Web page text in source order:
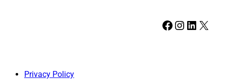
Facebook Instagram LinkedIn X
Privacy Policy